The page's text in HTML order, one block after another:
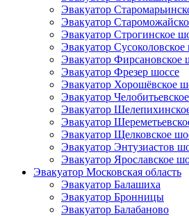
Эвакуатор
Эвакуатор
Эвакуатор Строгинское
Эвакуатор Сусоколовское
Эвакуатор Фирсановское
Эвакуатор Фрезер шоссе
Эвакуатор Хорошёвское
Эвакуатор
Эвакуатор
Эвакуатор
Эвакуатор Щелковское
Эвакуатор Энтузиастов
Эвакуатор Ярославское
Эвакуатор Московская область
Эвакуатор Балашиха
Эвакуатор Бронницы
Эвакуатор Балабаново